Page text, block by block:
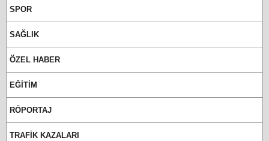
SPOR
SAĞLIK
ÖZEL HABER
EĞİTİM
RÖPORTAJ
TRAFİK KAZALARI